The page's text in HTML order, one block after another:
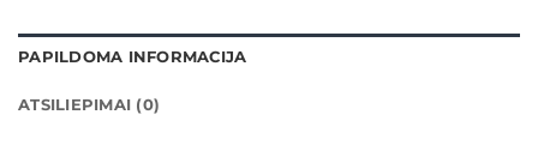
PAPILDOMA INFORMACIJA
ATSILIEPIMAI (0)